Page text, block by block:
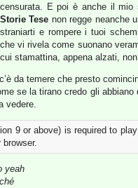
censurata. E poi è anche il
Storie Tese non regge neanche
straniarti e rompere i tuoi
che vi rivela come suonano
cui stamattina, appena alzati,
da temere che presto
se la tirano credo gli
vedere.
9 or above) is required to
yeah